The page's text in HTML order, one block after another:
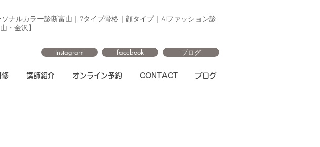
ナルカラー診断富山｜7タイプ骨格｜顔タイプ｜AIファッション診
・金沢】
Instagram facebook ブログ
修 講師紹介 オンライン予約 CONTACT ブログ